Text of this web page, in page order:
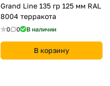
Grand Line 135 гр 125 мм RAL
8004 терракота
0 0 В наличии
В корзину